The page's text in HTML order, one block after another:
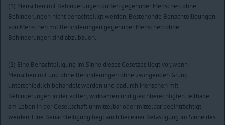
(1) Menschen mit Behinderungen dürfen gegenüber Menschen ohne
Behinderungen nicht benachteiligt werden. Bestehende Benachteiligungen
von Menschen mit Behinderungen gegenüber Menschen ohne
Behinderungen sind abzubauen.
(2) Eine Benachteiligung im Sinne dieses Gesetzes liegt vor, wenn
Menschen mit und ohne Behinderungen ohne zwingenden Grund
unterschiedlich behandelt werden und dadurch Menschen mit
Behinderungen in der vollen, wirksamen und gleichberechtigten Teilhabe
am Leben in der Gesellschaft unmittelbar oder mittelbar beeinträchtigt
werden. Eine Benachteiligung liegt auch bei einer Belästigung im Sinne des